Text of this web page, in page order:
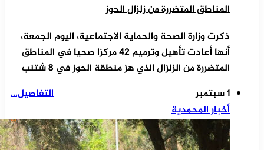
المناطق المتضررة من زلزال الحوز
ذكرت وزارة الصحة والحماية الاجتماعية، اليوم الجمعة،
أنها أعادت تأهيل وترميم 42 مركزا صحيا في المناطق
المتضررة من الزلزال الذي هز منطقة الحوز في 8 شتنب
التفاصيل...
1 سبتمبر
أخبار المحمدية